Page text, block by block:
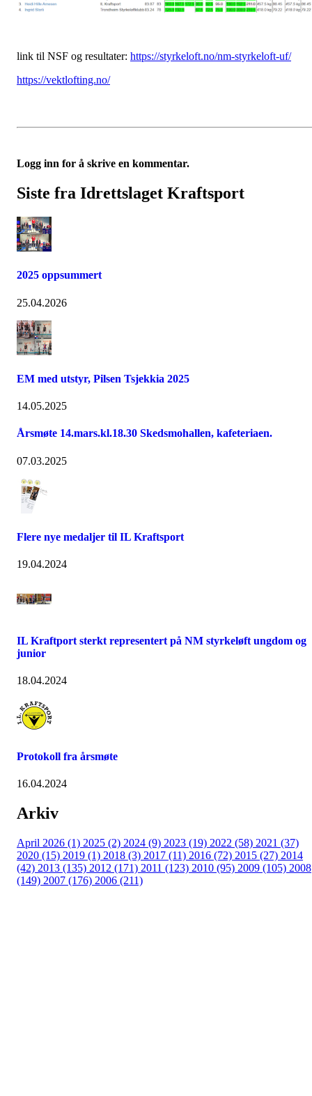
link til NSF og resultater: https://styrkeloft.no/nm-styrkeloft-uf/
https://vektlofting.no/
Logg inn for å skrive en kommentar.
Siste fra Idrettslaget Kraftsport
2025 oppsummert
25.04.2026
EM med utstyr, Pilsen Tsjekkia 2025
14.05.2025
Årsmøte 14.mars.kl.18.30 Skedsmohallen, kafeteriaen.
07.03.2025
Flere nye medaljer til IL Kraftsport
19.04.2024
IL Kraftport sterkt representert på NM styrkeløft ungdom og
junior
18.04.2024
Protokoll fra årsmøte
16.04.2024
Arkiv
April 2026 (1) 2025 (2) 2024 (9) 2023 (19) 2022 (58) 2021 (37)
2020 (15) 2019 (1) 2018 (3) 2017 (11) 2016 (72) 2015 (27) 2014
(42) 2013 (135) 2012 (171) 2011 (123) 2010 (95) 2009 (105) 2008
(149) 2007 (176) 2006 (211)